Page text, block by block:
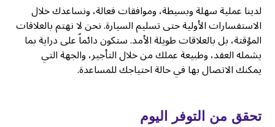
لدينا عملية سهلة وبسيطة، وموافقات فعالة، ونساعدك خلال
الاستفسارات الأولية حتى تسليم السيارة. نحن لا نهتم بالعلاقات
المؤقتة، بل بالعلاقات طويلة الأمد. ستكون دائماً على دراية بما
يشمله العقد، وطبيعة عملك من خلال التأجير، والجهة التي
يمكنك الاتصال بها في حالة احتياجك للمساعدة.
تحقق من التوفر اليوم